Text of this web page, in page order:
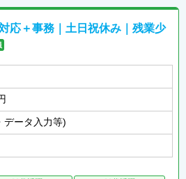
応＋事務｜土日祝休み｜残業少
データ入力等)